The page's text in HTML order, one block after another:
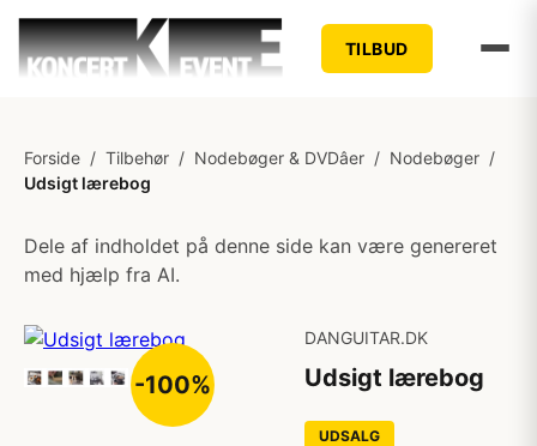
TILBUD
Forside / Tilbehør / Nodebøger & DVDâer / Nodebøger /
Udsigt lærebog
Dele af indholdet på denne side kan være genereret
med hjælp fra AI.
-100%
DANGUITAR.DK
Udsigt lærebog
UDSALG